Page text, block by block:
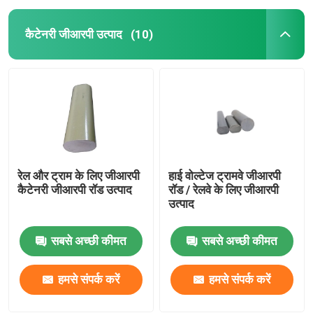
कैटेनरी जीआरपी उत्पाद (10)
रेल और ट्राम के लिए जीआरपी
कैटेनरी जीआरपी रॉड उत्पाद
सबसे अच्छी कीमत
हमसे संपर्क करें
हाई वोल्टेज ट्रामवे जीआरपी
रॉड / रेलवे के लिए जीआरपी
उत्पाद
सबसे अच्छी कीमत
हमसे संपर्क करें